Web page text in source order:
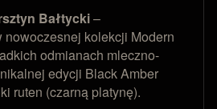
Bałtycki–
nowoczesnej kolekcji Modern
odmianach mleczno-
edycji Black Amber
ruten (czarną platynę).